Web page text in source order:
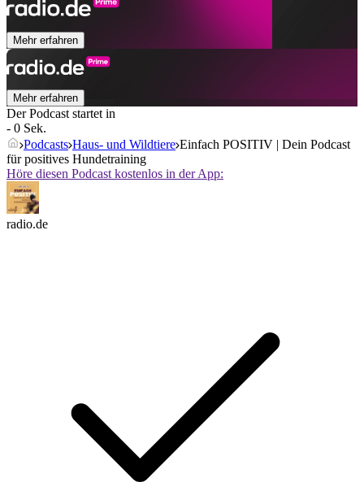
Mehr erfahren
Mehr erfahren
Der Podcast startet in
- 0 Sek.
Podcasts Haus- und Wildtiere Einfach POSITIV | Dein Podcast
für positives Hundetraining
Höre diesen Podcast kostenlos in der App:
radio.de